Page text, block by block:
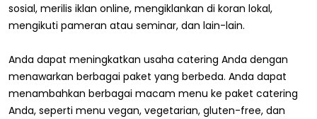
sosial, merilis iklan online, mengiklankan di koran lokal,
mengikuti pameran atau seminar, dan lain-lain.
Anda dapat meningkatkan usaha catering Anda dengan
menawarkan berbagai paket yang berbeda. Anda dapat
menambahkan berbagai macam menu ke paket catering
Anda, seperti menu vegan, vegetarian, gluten-free, dan